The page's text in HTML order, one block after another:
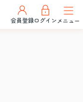
会員登録ログインメニュー